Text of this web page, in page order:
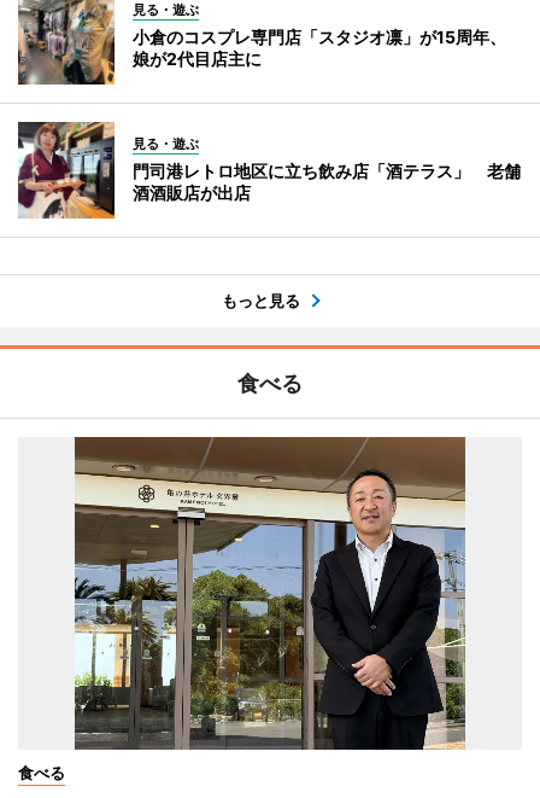
見る・遊ぶ
小倉のコスプレ専門店「スタジオ凛」が15周年、
娘が2代目店主に
見る・遊ぶ
門司港レトロ地区に立ち飲み店「酒テラス」 老舗
酒酒販店が出店
もっと見る
食べる
食べる